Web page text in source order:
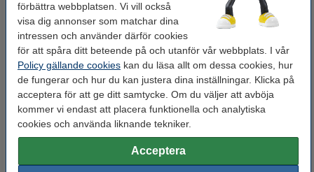
förbättra webbplatsen. Vi vill också
visa dig annonser som matchar dina
intressen och använder därför cookies
för att spåra ditt beteende på och utanför vår webbplats. I vår
Policy gällande cookies kan du läsa allt om dessa cookies, hur
de fungerar och hur du kan justera dina inställningar. Klicka på
acceptera för att ge ditt samtycke. Om du väljer att avböja
kommer vi endast att placera funktionella och analytiska
cookies och använda liknande tekniker.
Acceptera
Whiteboardpenna 2.5mm |
123ink | sorterade färger | 4st
60 kr Inkl. 25% Moms
Lamineringsfickor A4 80 mik. |
blank | 123ink 100st
125 kr Inkl. 25% Moms